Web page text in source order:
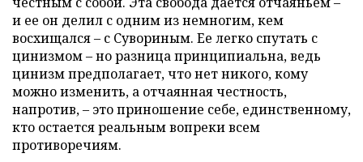
и ее он делил с одним из немногим, кем
восхищался – с Сувориным. Ее легко спутать с
цинизмом – но разница принципиальна, ведь
цинизм предполагает, что нет никого, кому
можно изменить, а отчаянная честность,
напротив, – это приношение себе, единственному,
кто остается реальным вопреки всем
противоречиям.